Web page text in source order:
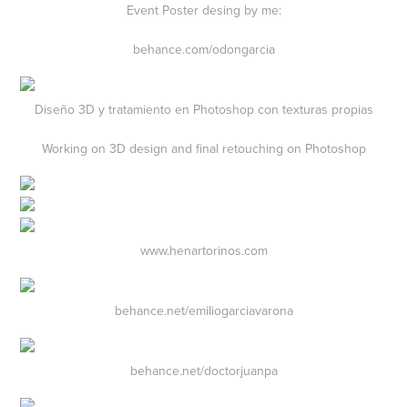
Event Poster desing by me:
behance.com/odongarcia
Diseño 3D y tratamiento en Photoshop con texturas propias
Working on 3D design and final retouching on Photoshop
www.henartorinos.com
behance.net/emiliogarciavarona
behance.net/doctorjuanpa